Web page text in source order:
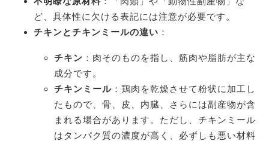
ど、具体性に欠ける表記には注意が必要です。
チキンとチキンミールの違い ：
チキン ：肉そのものを指し、筋肉や脂肪が主な
成分です。
チキンミール：鶏肉を乾燥させて粉状に加工し
たもので、骨、皮、内臓、さらには副産物が含
まれる場合があります。ただし、チキンミール
はタンパク質の濃度が高く、必ずしも悪い材料